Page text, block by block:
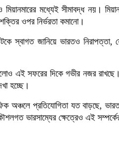
মধ্যেই সীমাবদ্ধ নয়।
ওপর নির্ভরতা কমানো।
স্বাগত জানিয়ে ভারতও
এই সফরের দিকে গভীর নজর
হচ্ছে।
অঞ্চলে প্রতিযোগিতা যত বাড়ছে,
ভারসাম্যের ক্ষেত্রেও এই